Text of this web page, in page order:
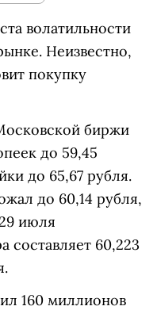
волатильности
Неизвестно,
покупку
биржи
до 59,45
до 65,67 рубля.
до 60,14 рубля,
июля
составляет 60,223
160 миллионов